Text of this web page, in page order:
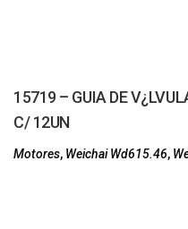
15719 – GUIA DE
C/ 12UN
Motores, Weichai Wd615.46,